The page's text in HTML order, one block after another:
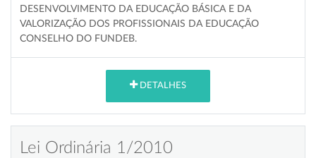
DESENVOLVIMENTO DA EDUCAÇÃO BÁSICA E DA
VALORIZAÇÃO DOS PROFISSIONAIS DA EDUCAÇÃO
CONSELHO DO FUNDEB.
DETALHES
Lei Ordinária 1/2010